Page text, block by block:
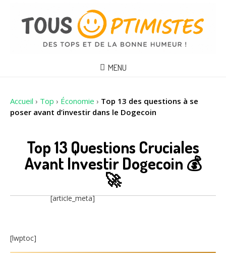
MENU
Accueil › Top › Économie › Top 13 des questions à se
poser avant d’investir dans le Dogecoin
Top 13 Questions Cruciales
Avant Investir Dogecoin 💰
🚀
[article_meta]
[lwptoc]